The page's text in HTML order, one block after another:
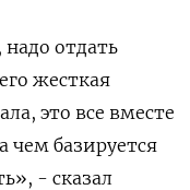
надо отдать
жесткая
это все вместе
чем базируется
- сказал